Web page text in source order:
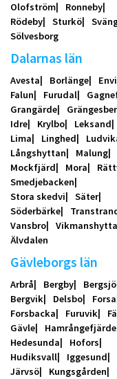
Olofström
Ronneby
Rödeby
Sturkö
Sölvesborg
Dalarnas län
Avesta Borlänge
Falun
Furudal
Grangärde
Idre
Krylbo
Leksand
Lima
Linghed
Långshyttan
Malung
Mockfjärd
Mora
Smedjebacken
Stora skedvi
Säter
Söderbärke
Vansbro
Älvdalen
Gävleborgs län
Arbrå Bergby
Bergsjö
Bergvik
Delsbo
Forsa
Forsbacka
Furuvik
Gävle
Hedesunda
Hofors
Hudiksvall
Iggesund
Järvsö
Kungsgården